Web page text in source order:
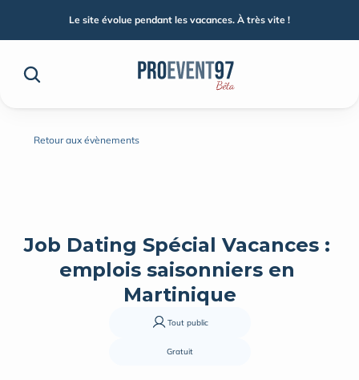
Retour aux évènements
Job Dating Spécial Vacances :
emplois saisonniers en
Martinique
Tout public
Gratuit
Le site évolue pendant les vacances. À très vite !